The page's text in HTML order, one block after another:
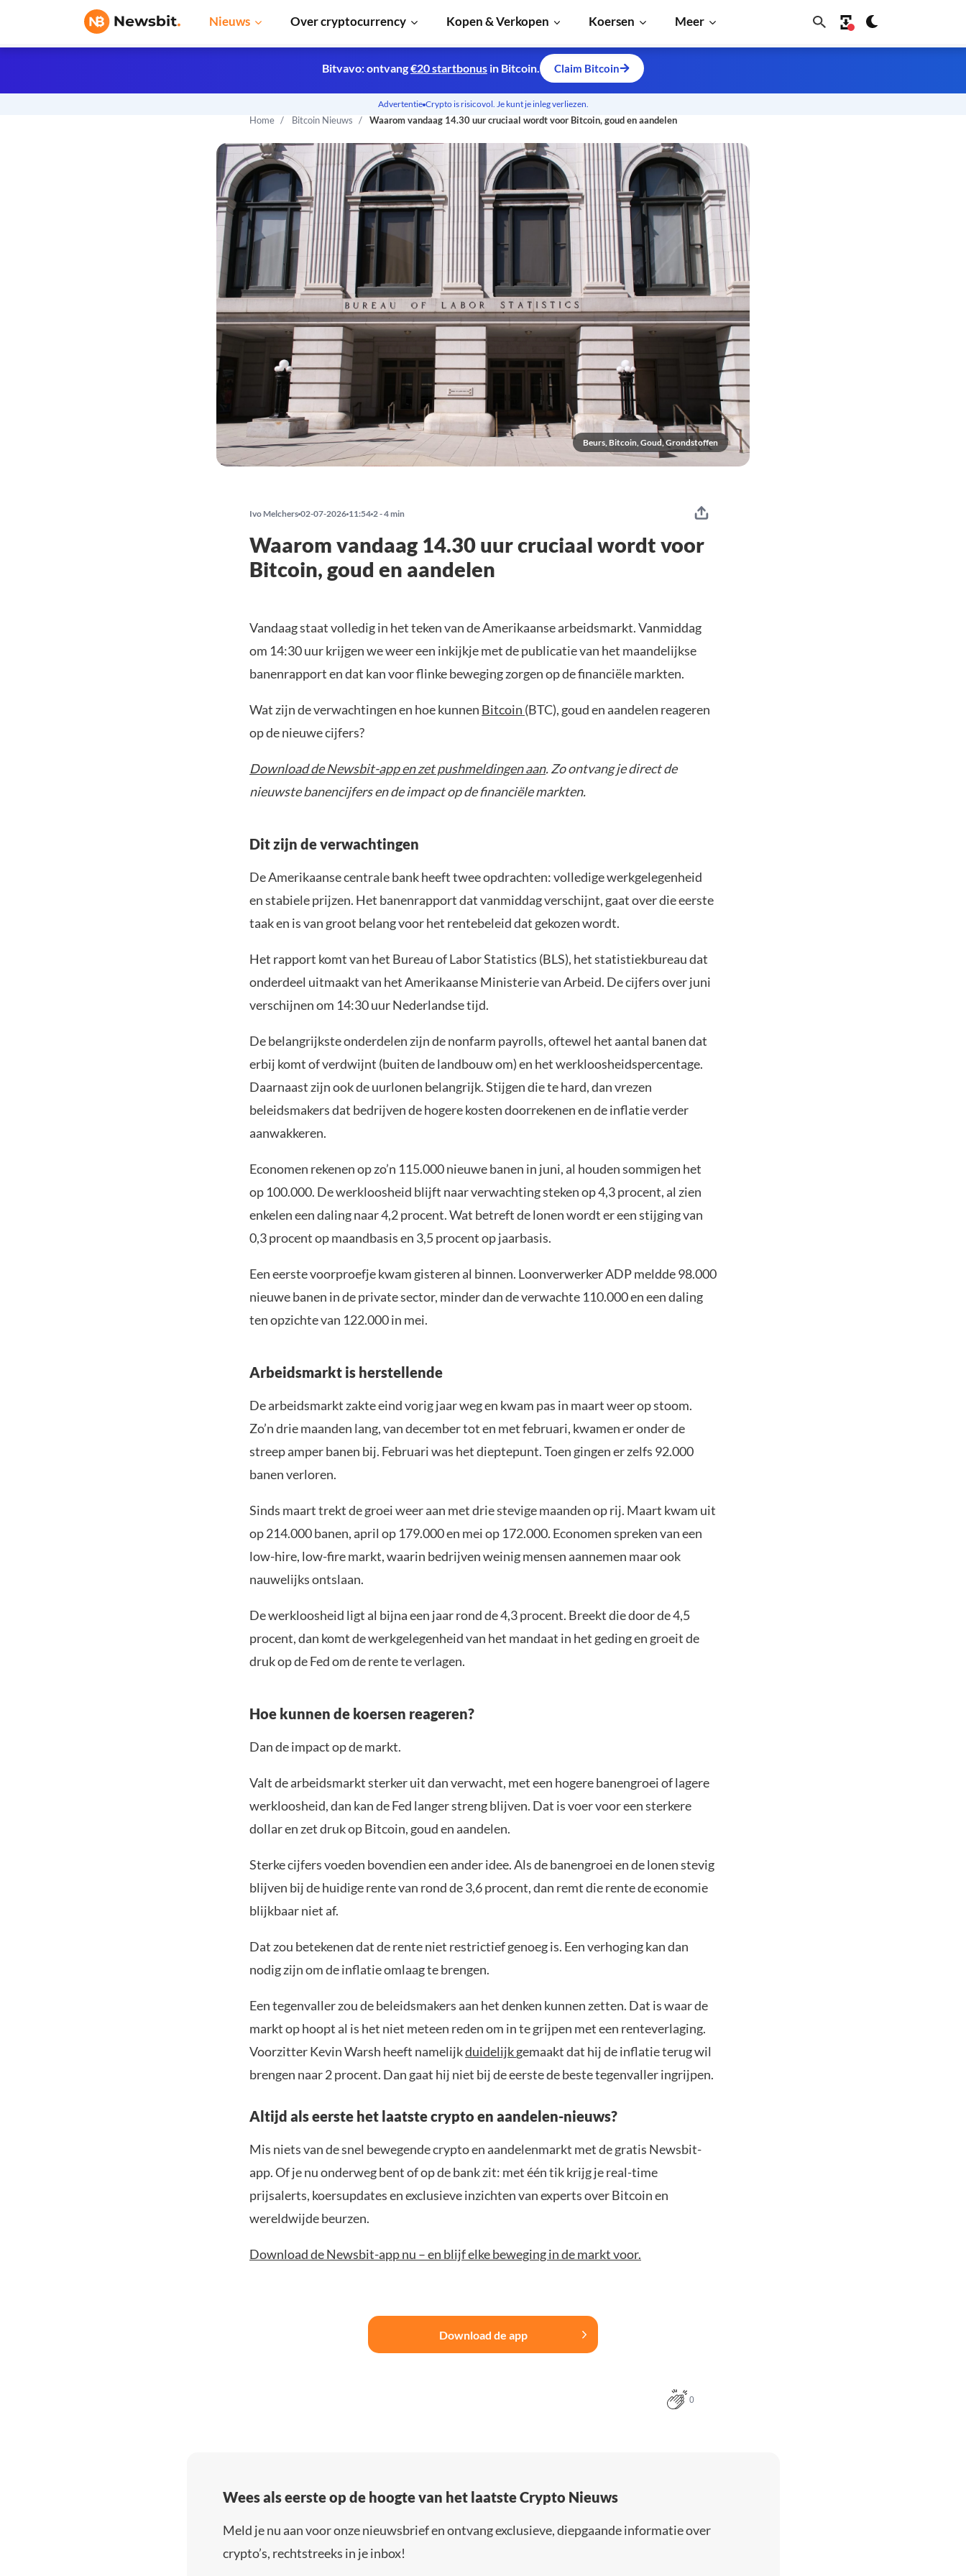
Nieuws Over cryptocurrency Kopen & Verkopen Koersen Meer
Home Bitcoin Nieuws Waarom vandaag 14.30 uur cruciaal wordt voor Bitcoin, goud en aandelen
Beurs, Bitcoin, Goud, Grondstoffen
Bitvavo: ontvang€20 startbonus in Bitcoin. Claim Bitcoin
Advertentie Crypto is risicovol. Je kunt je inleg verliezen.
Ivo Melchers 02-07-2026 11:54 2 - 4 min
Waarom vandaag 14.30 uur cruciaal wordt voor
Bitcoin, goud en aandelen
Vandaag staat volledig in het teken van de Amerikaanse arbeidsmarkt. Vanmiddag
om 14:30 uur krijgen we weer een inkijkje met de publicatie van het maandelijkse
banenrapport en dat kan voor flinke beweging zorgen op de financiële markten.
Wat zijn de verwachtingen en hoe kunnen Bitcoin (BTC), goud en aandelen reageren
op de nieuwe cijfers?
Download de Newsbit-app en zet pushmeldingen aan. Zo ontvang je direct de
nieuwste banencijfers en de impact op de financiële markten.
Dit zijn de verwachtingen
De Amerikaanse centrale bank heeft twee opdrachten: volledige werkgelegenheid
en stabiele prijzen. Het banenrapport dat vanmiddag verschijnt, gaat over die eerste
taak en is van groot belang voor het rentebeleid dat gekozen wordt.
Het rapport komt van het Bureau of Labor Statistics (BLS), het statistiekbureau dat
onderdeel uitmaakt van het Amerikaanse Ministerie van Arbeid. De cijfers over juni
verschijnen om 14:30 uur Nederlandse tijd.
De belangrijkste onderdelen zijn de nonfarm payrolls, oftewel het aantal banen dat
erbij komt of verdwijnt (buiten de landbouw om) en het werkloosheidspercentage.
Daarnaast zijn ook de uurlonen belangrijk. Stijgen die te hard, dan vrezen
beleidsmakers dat bedrijven de hogere kosten doorrekenen en de inflatie verder
aanwakkeren.
Economen rekenen op zo’n 115.000 nieuwe banen in juni, al houden sommigen het
op 100.000. De werkloosheid blijft naar verwachting steken op 4,3 procent, al zien
enkelen een daling naar 4,2 procent. Wat betreft de lonen wordt er een stijging van
0,3 procent op maandbasis en 3,5 procent op jaarbasis.
Een eerste voorproefje kwam gisteren al binnen. Loonverwerker ADP meldde 98.000
nieuwe banen in de private sector, minder dan de verwachte 110.000 en een daling
ten opzichte van 122.000 in mei.
Arbeidsmarkt is herstellende
De arbeidsmarkt zakte eind vorig jaar weg en kwam pas in maart weer op stoom.
Zo’n drie maanden lang, van december tot en met februari, kwamen er onder de
streep amper banen bij. Februari was het dieptepunt. Toen gingen er zelfs 92.000
banen verloren.
Sinds maart trekt de groei weer aan met drie stevige maanden op rij. Maart kwam uit
op 214.000 banen, april op 179.000 en mei op 172.000. Economen spreken van een
low-hire, low-fire markt, waarin bedrijven weinig mensen aannemen maar ook
nauwelijks ontslaan.
De werkloosheid ligt al bijna een jaar rond de 4,3 procent. Breekt die door de 4,5
procent, dan komt de werkgelegenheid van het mandaat in het geding en groeit de
druk op de Fed om de rente te verlagen.
Hoe kunnen de koersen reageren?
Dan de impact op de markt.
Valt de arbeidsmarkt sterker uit dan verwacht, met een hogere banengroei of lagere
werkloosheid, dan kan de Fed langer streng blijven. Dat is voer voor een sterkere
dollar en zet druk op Bitcoin, goud en aandelen.
Sterke cijfers voeden bovendien een ander idee. Als de banengroei en de lonen stevig
blijven bij de huidige rente van rond de 3,6 procent, dan remt die rente de economie
blijkbaar niet af.
Dat zou betekenen dat de rente niet restrictief genoeg is. Een verhoging kan dan
nodig zijn om de inflatie omlaag te brengen.
Een tegenvaller zou de beleidsmakers aan het denken kunnen zetten. Dat is waar de
markt op hoopt al is het niet meteen reden om in te grijpen met een renteverlaging.
Voorzitter Kevin Warsh heeft namelijkduidelijkgemaakt dat hij de inflatie terug wil
brengen naar 2 procent. Dan gaat hij niet bij de eerste de beste tegenvaller ingrijpen.
Altijd als eerste het laatste crypto en aandelen-nieuws?
Mis niets van de snel bewegende crypto en aandelenmarkt met de gratis Newsbit-
app. Of je nu onderweg bent of op de bank zit: met één tik krijg je real-time
prijsalerts, koersupdates en exclusieve inzichten van experts over Bitcoin en
wereldwijde beurzen.
Download de Newsbit-app nu – en blijf elke beweging in de markt voor.
Download de app
0
Wees als eerste op de hoogte van het laatste Crypto Nieuws
Meld je nu aan voor onze nieuwsbrief en ontvang exclusieve, diepgaande informatie over
crypto’s, rechtstreeks in je inbox!